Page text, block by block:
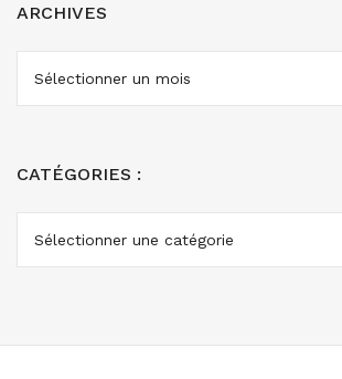
ARCHIVES
ARCHIVES
CATÉGORIES :
CATÉGORIES